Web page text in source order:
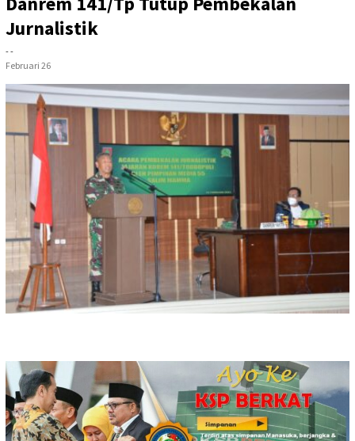
Jurnalistik
- -
Februari 26